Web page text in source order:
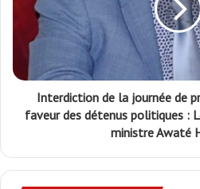
Interdiction de la journée de
faveur des détenus politiques :
ministre Awaté